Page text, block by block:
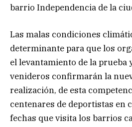
barrio Independencia de la
Las malas condiciones
determinante para que los
el levantamiento de la prueba
venideros confirmarán la
realización, de esta
centenares de deportistas en
fechas que visita los barrios